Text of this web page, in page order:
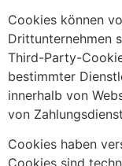
Cookies können
Drittunternehmen
Third-Party-
bestimmter
innerhalb von
von
Cookies haben